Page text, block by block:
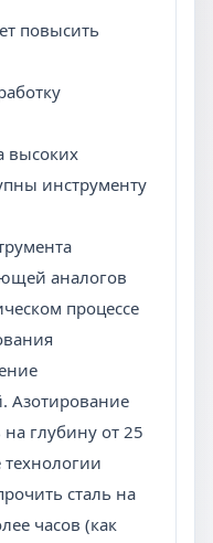
повысить
высоких
инструменту
аналогов
процессе
Азотирование
глубину от 25
сталь на
часов (как